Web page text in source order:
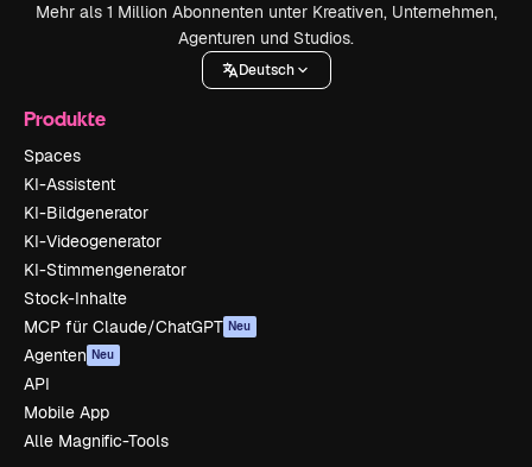
Mehr als 1 Million Abonnenten unter Kreativen, Unternehmen,
Agenturen und Studios.
Deutsch
Produkte
Spaces
KI-Assistent
KI-Bildgenerator
KI-Videogenerator
KI-Stimmengenerator
Stock-Inhalte
MCP für Claude/ChatGPT Neu
Agenten Neu
API
Mobile App
Alle Magnific-Tools